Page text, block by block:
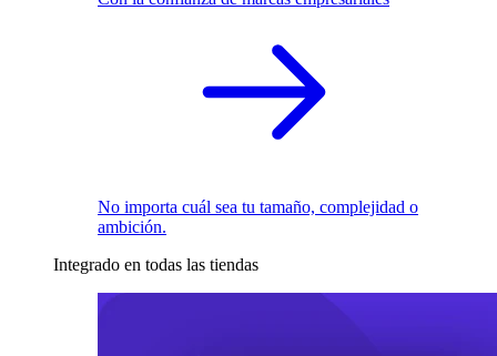
No importa cuál sea tu tamaño, complejidad o
ambición.
Integrado en todas las tiendas